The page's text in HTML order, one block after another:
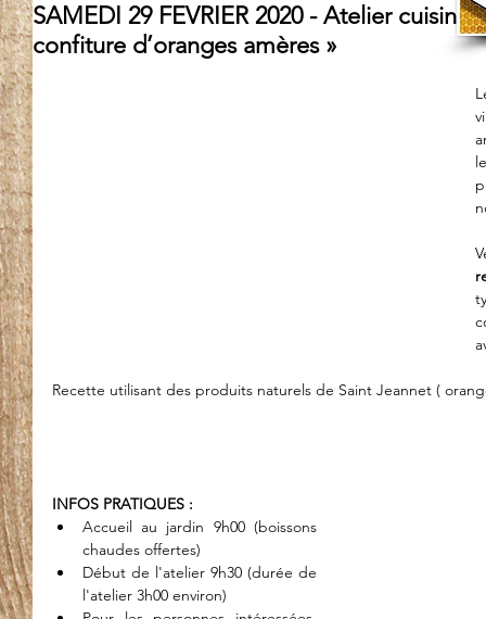
SAMEDI 29 FEVRIER 2020 - Atelier cuisine
confiture d’oranges amères »
Recette utilisant des produits naturels de Saint Jeannet (
INFOS PRATIQUES :
Accueil au jardin 9h00 (boissons
chaudes offertes)
Début de l'atelier 9h30 (durée de
l'atelier 3h00 environ)